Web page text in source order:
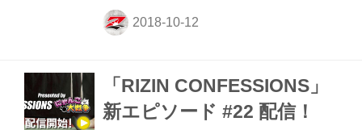
人間性など日常生活に密着しながら、それ
ぞれが話す “CONFESSIONS（告白）” に
（日）さいたまスーパーアリーナで開催さ
れた『RIZIN.13』を振り返る。大注目の
中、行われた那須川天心選手、堀口恭司選
「RIZIN CONFESSIONS」
新エピソード #22 配信！